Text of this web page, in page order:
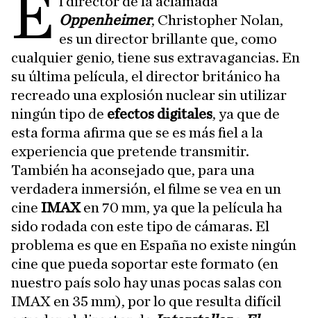
E Oppenheimer, Christopher Nolan,
es un director brillante que, como
cualquier genio, tiene sus extravagancias. En
su última película, el director británico ha
recreado una explosión nuclear sin utilizar
ningún tipo de efectos digitales, ya que de
esta forma afirma que se es más fiel a la
experiencia que pretende transmitir.
También ha aconsejado que, para una
verdadera inmersión, el filme se vea en un
cine IMAXen 70 mm, ya que la película ha
sido rodada con este tipo de cámaras. El
problema es que en España no existe ningún
cine que pueda soportar este formato (en
nuestro país solo hay unas pocas salas con
IMAX en 35 mm), por lo que resulta difícil